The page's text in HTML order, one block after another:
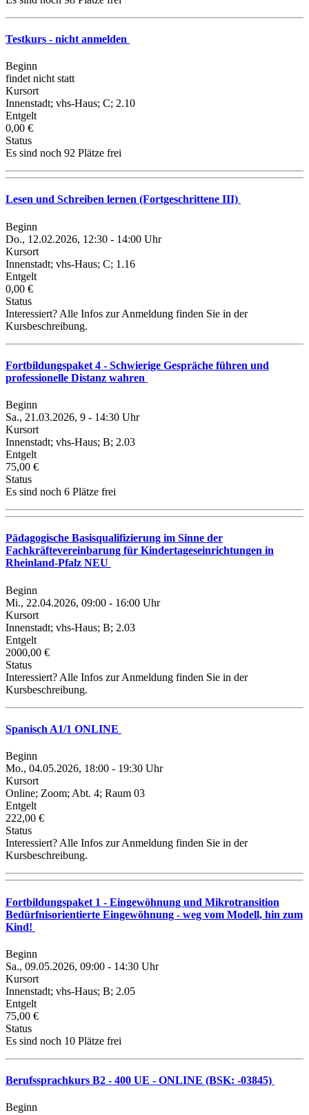
Testkurs - nicht anmelden
Beginn
findet nicht statt
Kursort
Innenstadt; vhs-Haus; C; 2.10
Entgelt
0,00 €
Status
Es sind noch 92 Plätze frei
Lesen und Schreiben lernen (Fortgeschrittene III)
Beginn
Do., 12.02.2026, 12:30 - 14:00 Uhr
Kursort
Innenstadt; vhs-Haus; C; 1.16
Entgelt
0,00 €
Status
Interessiert? Alle Infos zur Anmeldung finden Sie in der
Kursbeschreibung.
Fortbildungspaket 4 - Schwierige Gespräche führen und
professionelle Distanz wahren
Beginn
Sa., 21.03.2026, 9 - 14:30 Uhr
Kursort
Innenstadt; vhs-Haus; B; 2.03
Entgelt
75,00 €
Status
Es sind noch 6 Plätze frei
Pädagogische Basisqualifizierung im Sinne der
Fachkräftevereinbarung für Kindertageseinrichtungen in
Rheinland-Pfalz NEU
Beginn
Mi., 22.04.2026, 09:00 - 16:00 Uhr
Kursort
Innenstadt; vhs-Haus; B; 2.03
Entgelt
2000,00 €
Status
Interessiert? Alle Infos zur Anmeldung finden Sie in der
Kursbeschreibung.
Spanisch A1/1 ONLINE
Beginn
Mo., 04.05.2026, 18:00 - 19:30 Uhr
Kursort
Online; Zoom; Abt. 4; Raum 03
Entgelt
222,00 €
Status
Interessiert? Alle Infos zur Anmeldung finden Sie in der
Kursbeschreibung.
Fortbildungspaket 1 - Eingewöhnung und Mikrotransition
Bedürfnisorientierte Eingewöhnung - weg vom Modell, hin zum
Kind!
Beginn
Sa., 09.05.2026, 09:00 - 14:30 Uhr
Kursort
Innenstadt; vhs-Haus; B; 2.05
Entgelt
75,00 €
Status
Es sind noch 10 Plätze frei
Berufssprachkurs B2 - 400 UE - ONLINE (BSK: -03845)
Beginn